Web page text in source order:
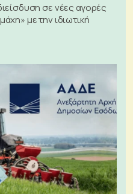
σε νέες αγορές
με την ιδιωτική